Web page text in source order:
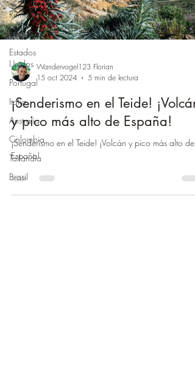
Rumania
Noruega
Estados
Unidos
Portugal
Italia
Australia
Colombia
Tailandia
Brasil
Wandervogel123 Florian
15 oct 2024
5 min de lectura
¡Senderismo en el Teide! ¡Volcán
y pico más alto de España!
¡Senderismo en el Teide! ¡Volcán y pico más alto de
España!